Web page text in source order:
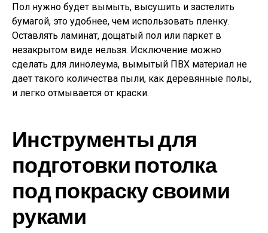
Пол нужно будет вымыть, высушить и застелить
бумагой, это удобнее, чем использовать пленку.
Оставлять ламинат, дощатый пол или паркет в
незакрытом виде нельзя. Исключение можно
сделать для линолеума, вымытый ПВХ материал не
дает такого количества пыли, как деревянные полы,
и легко отмывается от краски.
Инструменты для
подготовки потолка
под покраску своими
руками